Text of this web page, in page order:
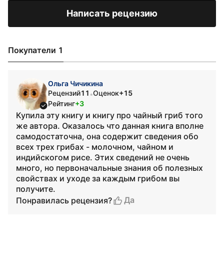
Написать рецензию
Покупатели 1
Ольга Чичикина
Рецензий11 •Оценок+15
Рейтинг+3
Купила эту книгу и книгу про чайный гриб того
же автора. Оказалось что данная книга вполне
самодостаточна, она содержит сведения обо
всех трех грибах - молочном, чайном и
индийскогом рисе. Этих сведений не очень
много, но первоначальные знания об полезных
свойствах и уходе за каждым грибом вы
получите.
Понравилась рецензия?
Да